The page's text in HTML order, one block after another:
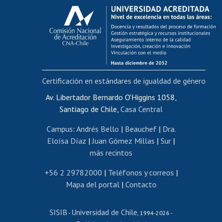
Calificación académica
Postulación al AUCAI
Funcionarias/os
Cursos internos de capacitación
Bienestar del personal
Portal de movilidad interna
Certificado de renta
Certificado de renta honorarios
Editar páginas blancas
Extranjeras/os
Revalidación y reconocimiento de títulos
Postulación al Programa de Movilidad Estudiantil
Cursos de español
Av. Libertador Bernardo O'Higgins 1058,
Santiago de Chile, Casa Central
Campus: Andrés Bello | Beauchef| Dra.
Eloísa Díaz | Juan Gómez Millas | Sur |
más recintos
+56 2 29782000 | Teléfonos y correos |
Mapa del portal| Contacto
SISIB - Universidad de Chile , 1994-2026 -
Certificación en estándares de igualdad de género